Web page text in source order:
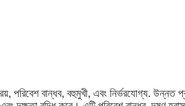
পরিবেশ বান্ধব, বহুমুখী, এবং নির্ভরযোগ্য.